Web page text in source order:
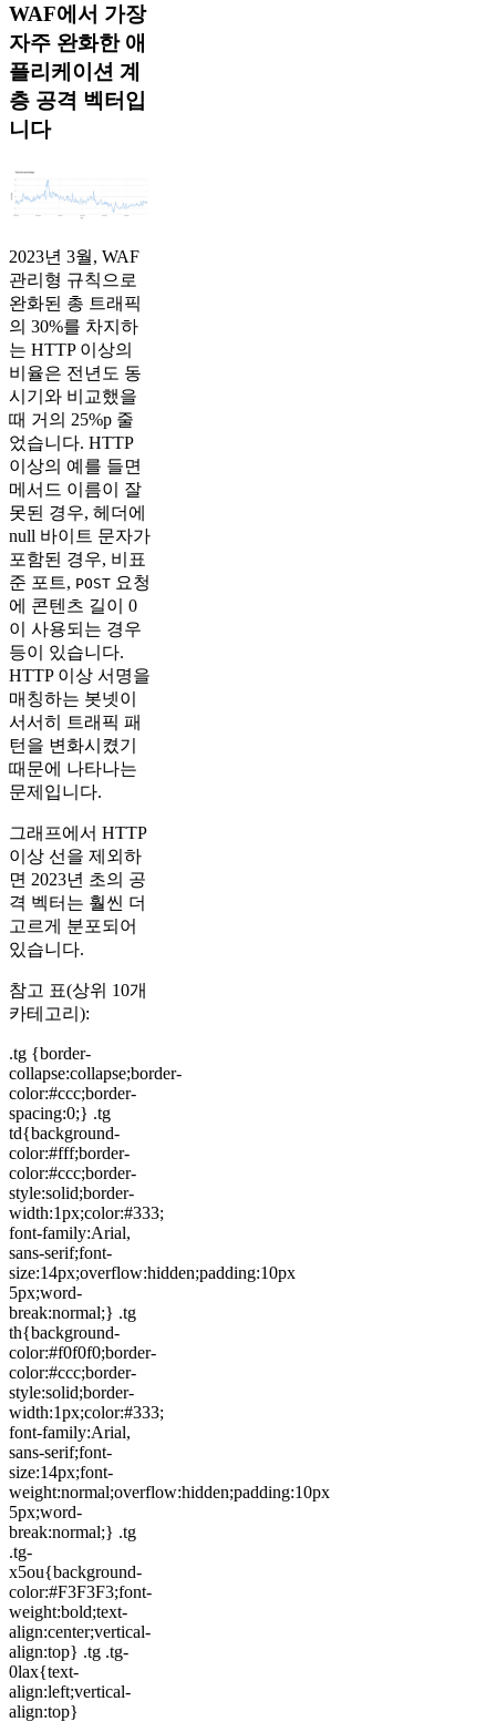
WAF에서 가장
자주 완화한 애
플리케이션 계
층 공격 벡터입
니다
2023년 3월, WAF
관리형 규칙으로
완화된 총 트래픽
의 30%를 차지하
는 HTTP 이상의
비율은 전년도 동
시기와 비교했을
때 거의 25%p 줄
었습니다. HTTP
이상의 예를 들면
메서드 이름이 잘
못된 경우, 헤더에
null 바이트 문자가
포함된 경우, 비표
준 포트, POST 요청
에 콘텐츠 길이 0
이 사용되는 경우
등이 있습니다.
HTTP 이상 서명을
매칭하는 봇넷이
서서히 트래픽 패
턴을 변화시켰기
때문에 나타나는
문제입니다.
그래프에서 HTTP
이상 선을 제외하
면 2023년 초의 공
격 벡터는 훨씬 더
고르게 분포되어
있습니다.
참고 표(상위 10개
카테고리):
.tg {border-
collapse:collapse;border-
color:#ccc;border-
spacing:0;} .tg
td{background-
color:#fff;border-
color:#ccc;border-
style:solid;border-
width:1px;color:#333;
font-family:Arial,
sans-serif;font-
size:14px;overflow:hidden;padding:10px
5px;word-
break:normal;} .tg
th{background-
color:#f0f0f0;border-
color:#ccc;border-
style:solid;border-
width:1px;color:#333;
font-family:Arial,
sans-serif;font-
size:14px;font-
weight:normal;overflow:hidden;padding:10px
5px;word-
break:normal;} .tg
.tg-
x5ou{background-
color:#F3F3F3;font-
weight:bold;text-
align:center;vertical-
align:top} .tg .tg-
0lax{text-
align:left;vertical-
align:top}